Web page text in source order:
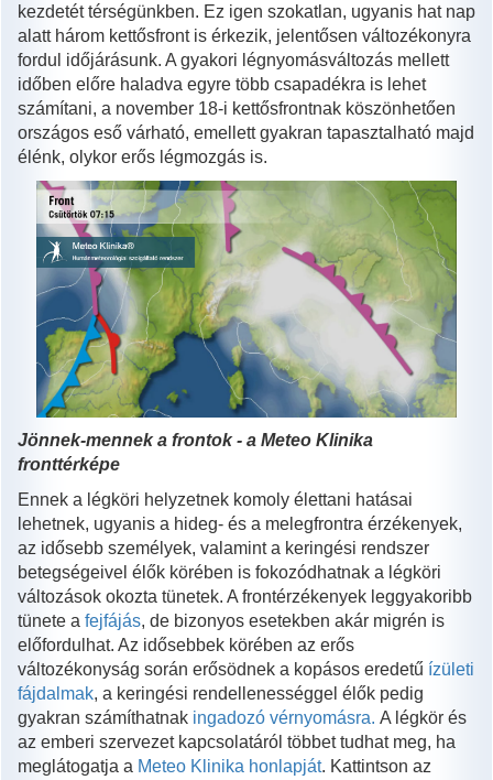
kezdetét térségünkben. Ez igen szokatlan, ugyanis hat nap
alatt három kettősfront is érkezik, jelentősen változékonyra
fordul időjárásunk. A gyakori légnyomásváltozás mellett
időben előre haladva egyre több csapadékra is lehet
számítani, a november 18-i kettősfrontnak köszönhetően
országos eső várható, emellett gyakran tapasztalható majd
élénk, olykor erős légmozgás is.
Jönnek-mennek a frontok - a Meteo Klinika
fronttérképe
Ennek a légköri helyzetnek komoly élettani hatásai
lehetnek, ugyanis a hideg- és a melegfrontra érzékenyek,
az idősebb személyek, valamint a keringési rendszer
betegségeivel élők körében is fokozódhatnak a légköri
változások okozta tünetek. A frontérzékenyek leggyakoribb
tünete a fejfájás, de bizonyos esetekben akár migrén is
előfordulhat. Az idősebbek körében az erős
változékonyság során erősödnek a kopásos eredetű ízületi
fájdalmak, a keringési rendellenességgel élők pedig
gyakran számíthatnak ingadozó vérnyomásra. A légkör és
az emberi szervezet kapcsolatáról többet tudhat meg, ha
meglátogatja a Meteo Klinika honlapját. Kattintson az